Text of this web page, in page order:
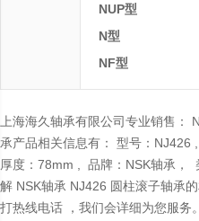
NUP型
N型
NF型
上海海久轴承有限公司专业销售：
承产品相关信息有： 型号：
厚度：78mm , 品牌：NSK轴承，
解 NSK轴承 NJ426 圆柱滚子轴承
打热线电话 ，我们会详细为您服务。